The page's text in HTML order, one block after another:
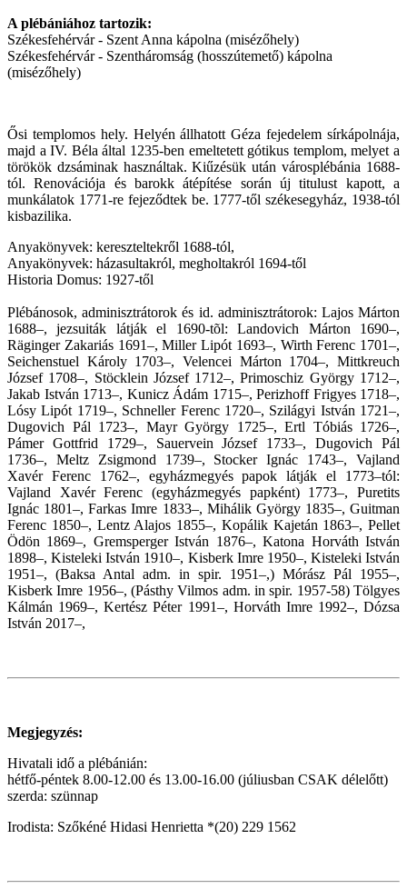
A plébániához tartozik:
Székesfehérvár - Szent Anna kápolna (misézőhely)
Székesfehérvár - Szentháromság (hosszútemető) kápolna
(misézőhely)
Ősi templomos hely. Helyén állhatott Géza fejedelem sírkápolnája,
majd a IV. Béla által 1235-ben emeltetett gótikus templom, melyet a
törökök dzsáminak használtak. Kiűzésük után városplébánia 1688-
tól. Renovációja és barokk átépítése során új titulust kapott, a
munkálatok 1771-re fejeződtek be. 1777-től székesegyház, 1938-tól
kisbazilika.
Anyakönyvek: kereszteltekről 1688-tól,
Anyakönyvek: házasultakról, megholtakról 1694-től
Historia Domus: 1927-től
Plébánosok, adminisztrátorok és id. adminisztrátorok: Lajos Márton
1688–, jezsuiták látják el 1690-tõl: Landovich Márton 1690–,
Räginger Zakariás 1691–, Miller Lipót 1693–, Wirth Ferenc 1701–,
Seichenstuel Károly 1703–, Velencei Márton 1704–, Mittkreuch
József 1708–, Stöcklein József 1712–, Primoschiz György 1712–,
Jakab István 1713–, Kunicz Ádám 1715–, Perizhoff Frigyes 1718–,
Lósy Lipót 1719–, Schneller Ferenc 1720–, Szilágyi István 1721–,
Dugovich Pál 1723–, Mayr György 1725–, Ertl Tóbiás 1726–,
Pámer Gottfrid 1729–, Sauervein József 1733–, Dugovich Pál
1736–, Meltz Zsigmond 1739–, Stocker Ignác 1743–, Vajland
Xavér Ferenc 1762–, egyházmegyés papok látják el 1773–tól:
Vajland Xavér Ferenc (egyházmegyés papként) 1773–, Puretits
Ignác 1801–, Farkas Imre 1833–, Mihálik György 1835–, Guitman
Ferenc 1850–, Lentz Alajos 1855–, Kopálik Kajetán 1863–, Pellet
Ödön 1869–, Gremsperger István 1876–, Katona Horváth István
1898–, Kisteleki István 1910–, Kisberk Imre 1950–, Kisteleki István
1951–, (Baksa Antal adm. in spir. 1951–,) Mórász Pál 1955–,
Kisberk Imre 1956–, (Pásthy Vilmos adm. in spir. 1957-58) Tölgyes
Kálmán 1969–, Kertész Péter 1991–, Horváth Imre 1992–, Dózsa
István 2017–,
Megjegyzés:
Hivatali idő a plébánián:
hétfő-péntek 8.00-12.00 és 13.00-16.00 (júliusban CSAK délelőtt)
szerda: szünnap
Irodista: Szőkéné Hidasi Henrietta *(20) 229 1562